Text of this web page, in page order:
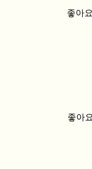
좋아
좋아